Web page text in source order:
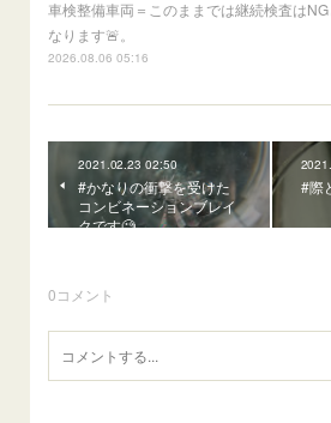
車検整備車両＝このままでは継続検査はNG
なります🚨。
2026.08.06 05:16
2021.02.23 02:50
#かなりの衝撃を受けた
コンビネーションブレイ
クです🧐
#際
0コメント